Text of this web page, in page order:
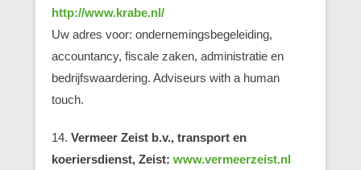
http://www.krabe.nl/
Uw adres voor: ondernemingsbegeleiding,
accountancy, fiscale zaken, administratie en
bedrijfswaardering. Adviseurs with a human
touch.
14. Vermeer Zeist b.v., transport en
koeriersdienst, Zeist: www.vermeerzeist.nl